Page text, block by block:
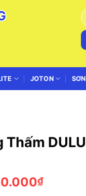
JOTON
Thấm
₫Giá